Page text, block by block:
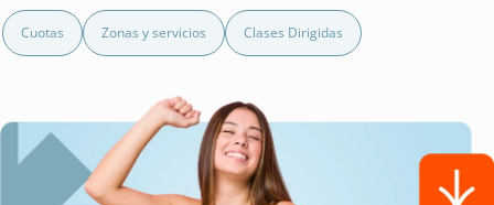
Cuotas Zonas y servicios Clases Dirigidas